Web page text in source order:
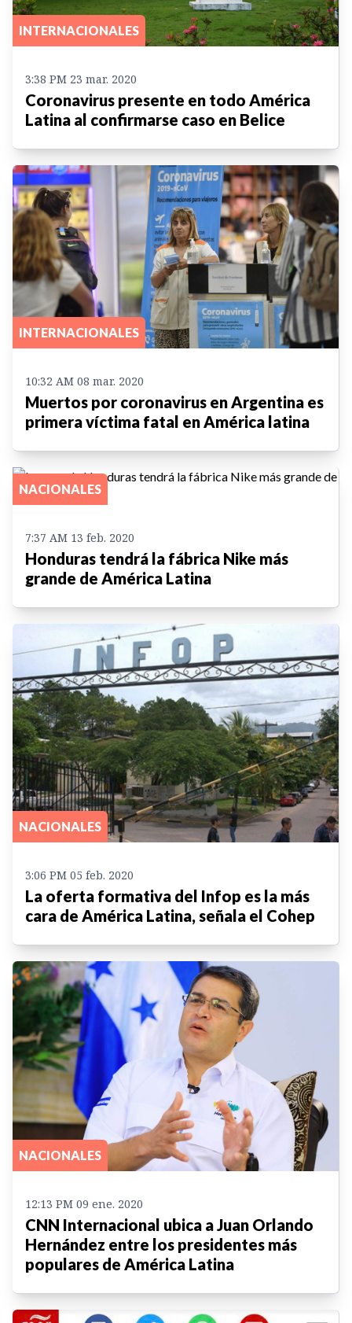
INTERNACIONALES
3:38 PM 23 mar. 2020
Coronavirus presente en todo América
Latina al confirmarse caso en Belice
INTERNACIONALES
10:32 AM 08 mar. 2020
Muertos por coronavirus en Argentina es
primera víctima fatal en América latina
NACIONALES
7:37 AM 13 feb. 2020
Honduras tendrá la fábrica Nike más
grande de América Latina
NACIONALES
3:06 PM 05 feb. 2020
La oferta formativa del Infop es la más
cara de América Latina, señala el Cohep
NACIONALES
12:13 PM 09 ene. 2020
CNN Internacional ubica a Juan Orlando
Hernández entre los presidentes más
populares de América Latina